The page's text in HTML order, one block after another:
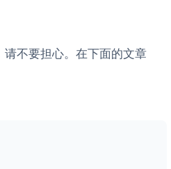
不要担心。在下面的文章